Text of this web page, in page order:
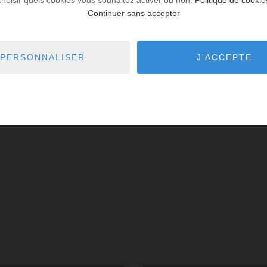
Continuer sans accepter
PERSONNALISER J'ACCEPTE